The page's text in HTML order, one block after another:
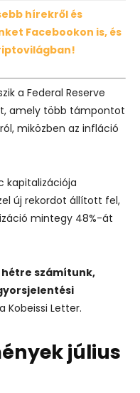
hírekről és
Facebookon is, és
a Federal Reserve
amely több támpontot
miközben az infláció
kapitalizációja
új rekordot állított fel,
mintegy 48%-át
hétre számítunk,
Kobeissi Letter.
július